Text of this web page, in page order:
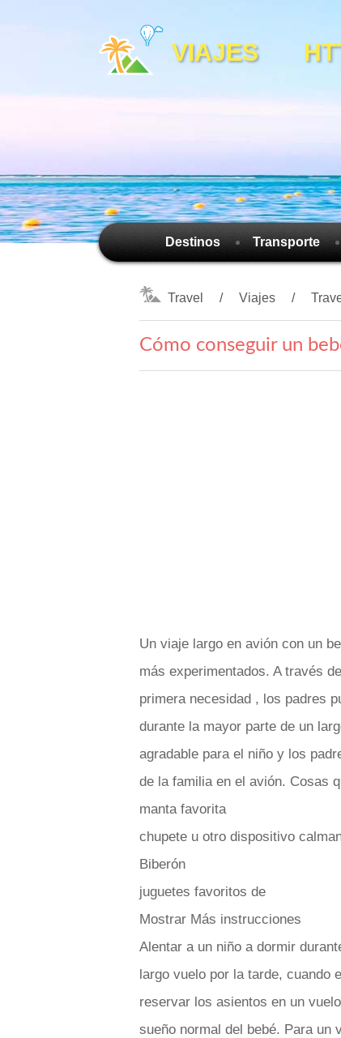
VIAJES
Destinos Transporte
Travel Viajes
Cómo conseguir un
Un viaje largo en avión con un
más experimentados. A través
primera necesidad , los padres
durante la mayor parte de un
agradable para el niño y los
de la familia en el avión. Cosas
manta favorita
chupete u otro dispositivo
Biberón
juguetes favoritos de
Mostrar Más instrucciones
Alentar a un niño a dormir
largo vuelo por la tarde, cuando
reservar los asientos en un
sueño normal del bebé. Para un